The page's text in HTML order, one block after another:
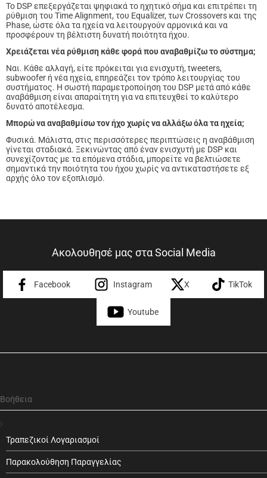
Το DSP επεξεργάζεται ψηφιακά το ηχητικό σήμα και επιτρέπει τη
ρύθμιση του Time Alignment, του Equalizer, των Crossovers και της
Phase, ώστε όλα τα ηχεία να λειτουργούν αρμονικά και να
προσφέρουν τη βέλτιστη δυνατή ποιότητα ήχου.
Χρειάζεται νέα ρύθμιση κάθε φορά που αναβαθμίζω το σύστημα;
Ναι. Κάθε αλλαγή, είτε πρόκειται για ενισχυτή, tweeters,
subwoofer ή νέα ηχεία, επηρεάζει τον τρόπο λειτουργίας του
συστήματος. Η σωστή παραμετροποίηση του DSP μετά από κάθε
αναβάθμιση είναι απαραίτητη για να επιτευχθεί το καλύτερο
δυνατό αποτέλεσμα.
Μπορώ να αναβαθμίσω τον ήχο χωρίς να αλλάξω όλα τα ηχεία;
Φυσικά. Μάλιστα, στις περισσότερες περιπτώσεις η αναβάθμιση
γίνεται σταδιακά. Ξεκινώντας από έναν ενισχυτή με DSP και
συνεχίζοντας με τα επόμενα στάδια, μπορείτε να βελτιώσετε
σημαντικά την ποιότητα του ήχου χωρίς να αντικαταστήσετε εξ
αρχής όλο τον εξοπλισμό.
Ακολουθησέ μας στα Social Media
Facebook Instagram X TikTok
Youtube
Βοήθεια
Τραπεζικοί Λογαριασμοί
Παρακολούθηση Παραγγελίας